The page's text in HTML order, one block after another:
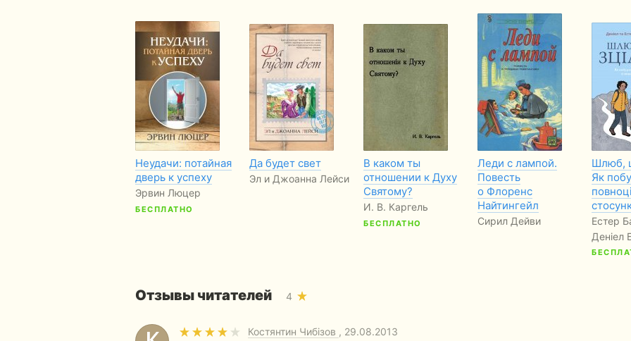
Неудачи: потайная
дверь к успеху
Эрвин Люцер
БЕСПЛАТНО
Да будет свет
Эл и Джоанна Лейси
В каком ты
отношении к Духу
Святому?
И. В. Каргель
БЕСПЛАТНО
Леди с лампой.
Повесть
о Флоренс
Найтингейл
Сирил Дейви
Шлюб,
Як
Естер
Деніел
Отзывы читателей 4
Костянтин Чибізов , 29.08.2013